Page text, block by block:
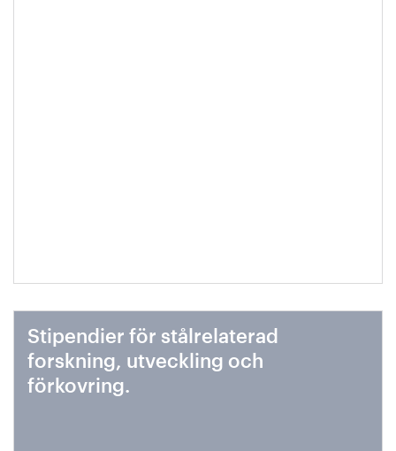
Stipendier för stålrelaterad
forskning, utveckling och
förkovring.